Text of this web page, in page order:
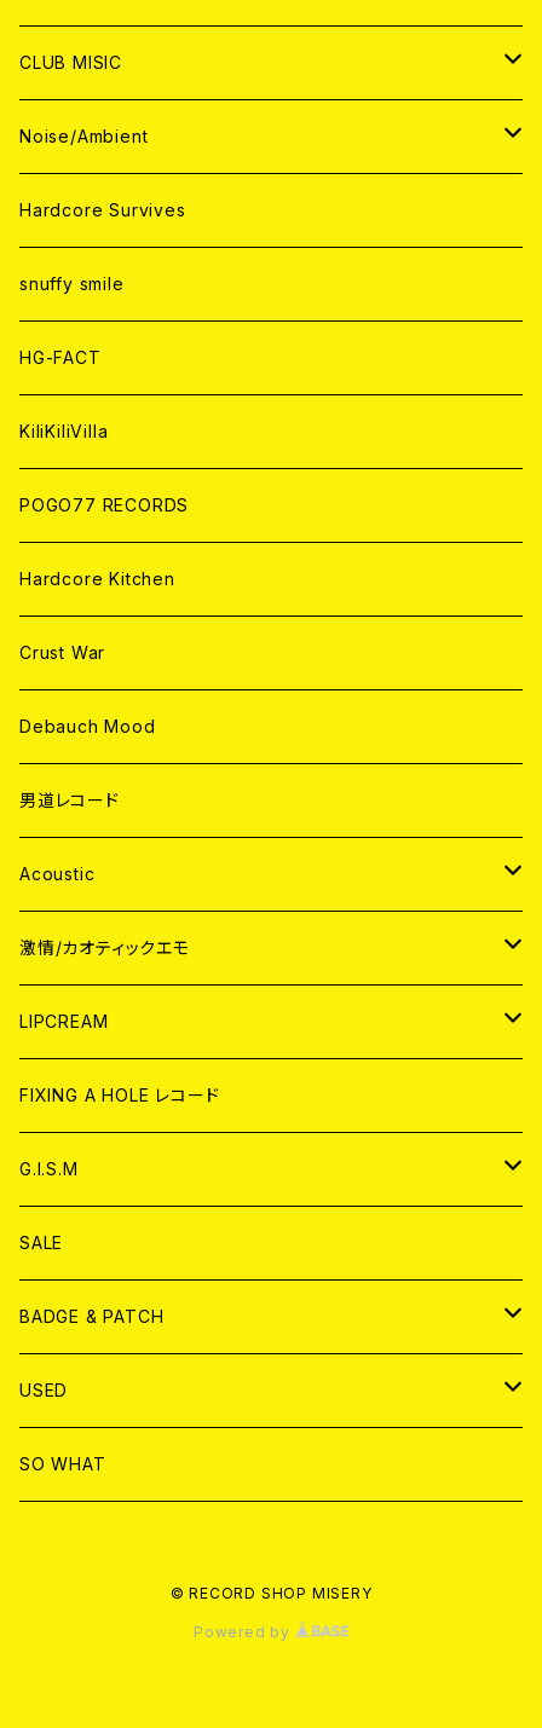
ANALOG
ANALOG
CD
ANALOG
CD
ANALOG
WORLD
CD
ANALOG
JAPAN
CD
ANALOG
WORLD
CD
ANALOG
CLUB MISIC
JAPAN
CD
ANALOG
WORLD
CD
ANALOG
Noise/Ambient
JAPAN
CD
ANALOG
WORLD
CD
ANALOG
Hardcore Survives
snuffy smile
HG-FACT
KiliKiliVilla
POGO77 RECORDS
Hardcore Kitchen
Crust War
Debauch Mood
男道レコード
Acoustic
JAPAN
CD
ANALOG
WORLD
CD
ANALOG
激情/カオティックエモ
JAPAN
CD
ANALOG
WORLD
CD
ANALOG
LIPCREAM
CD
アナログ
DVD
T-shirt & WEAR
FIXING A HOLE レコード
G.I.S.M
CD
ANALOG
T-SHIRT & WEAR
DVD
SALE
BADGE & PATCH
BADGE
PATCH
USED
書籍
SO WHAT
© RECORD SHOP MISERY
Powered by